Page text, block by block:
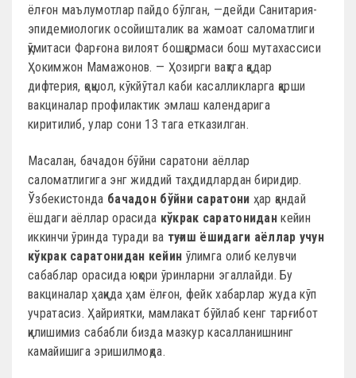
ёлғон маълумотлар пайдо бўлган, —дейди Санитария-
эпидемиологик осойишталик ва жамоат саломатлиги
қўмитаси Фарғона вилоят бошқармаси бош мутахассиси
Ҳокимжон Мамажонов. — Ҳозирги вақтга қадар
дифтерия, қоқшол, кўкйўтал каби касалликларга қарши
вакциналар профилактик эмлаш календарига
киритилиб, улар сони 13 тага етказилган.
Масалан, бачадон бўйни саратони аёллар
саломатлигига энг жиддий таҳдидлардан биридир.
Ўзбекистонда бачадон бўйни саратони ҳар қандай
ёшдаги аёллар орасида кўкрак саратонидан кейин
иккинчи ўринда туради ва туғиш ёшидаги аёллар учун
кўкрак саратонидан кейин ўлимга олиб келувчи
сабаблар орасида юқори ўринларни эгаллайди. Бу
вакциналар ҳақида ҳам ёлғон, фейк хабарлар жуда кўп
учратасиз. Ҳайриятки, мамлакат бўйлаб кенг тарғибот
қилишимиз сабабли бизда мазкур касалланишнинг
камайишига эришилмоқда.